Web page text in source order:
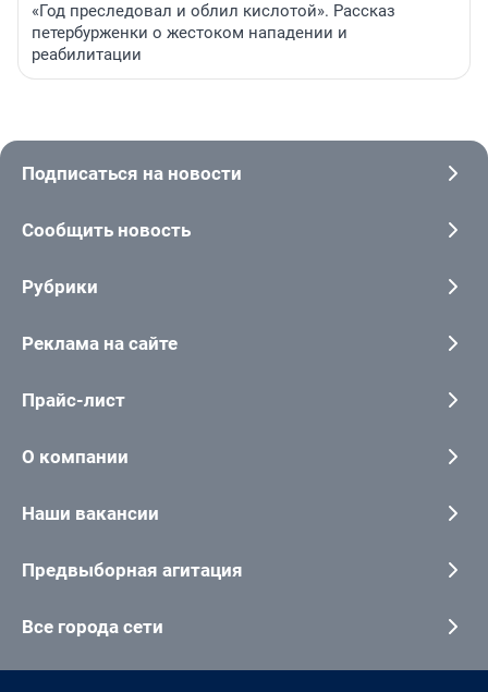
«Год преследовал и облил кислотой». Рассказ
петербурженки о жестоком нападении и
реабилитации
Подписаться на новости
Сообщить новость
Рубрики
Реклама на сайте
Прайс-лист
О компании
Наши вакансии
Предвыборная агитация
Все города сети